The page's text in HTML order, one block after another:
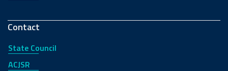
Contact
State Council
ACJSR